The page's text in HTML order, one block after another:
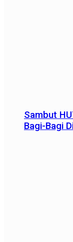
Sambut
Bagi-Bagi